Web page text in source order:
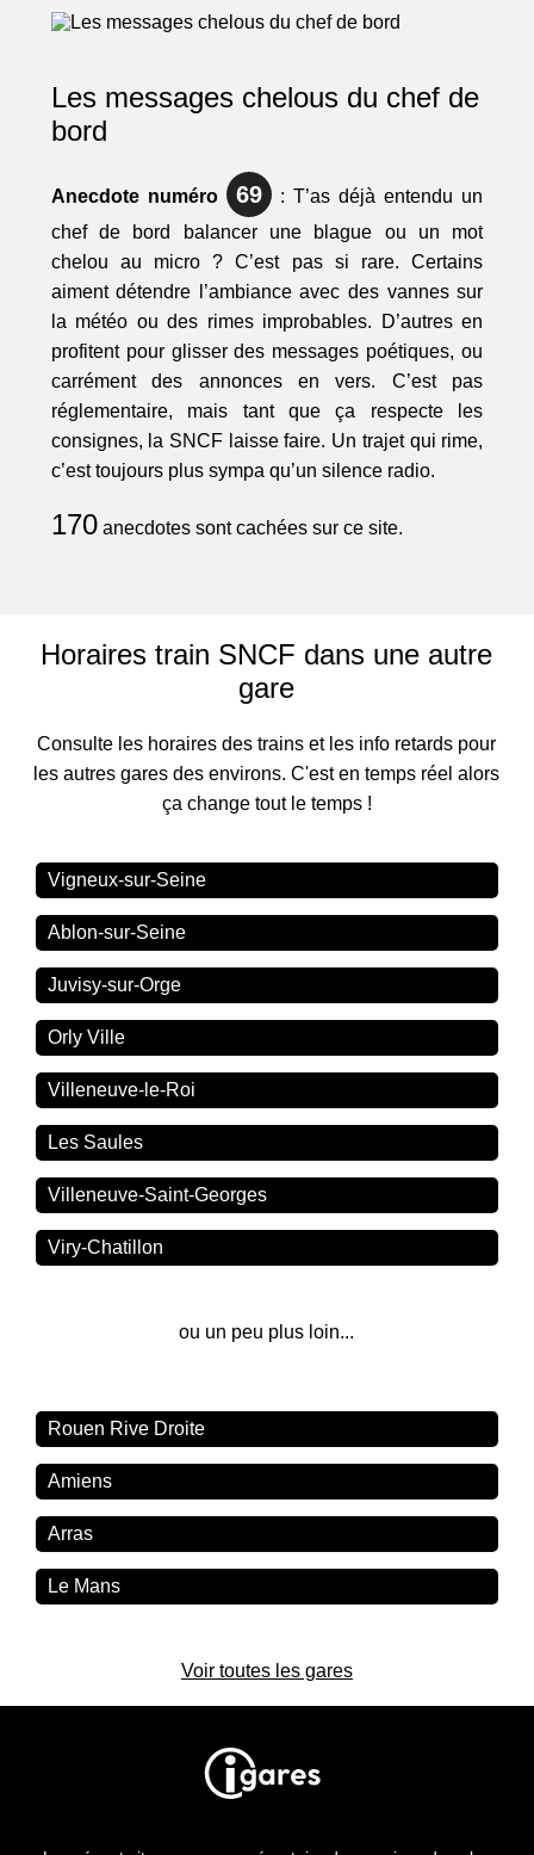
Les messages chelous du chef de
bord
Anecdote numéro 69 : T’as déjà entendu un
chef de bord balancer une blague ou un mot
chelou au micro ? C’est pas si rare. Certains
aiment détendre l’ambiance avec des vannes sur
la météo ou des rimes improbables. D’autres en
profitent pour glisser des messages poétiques, ou
carrément des annonces en vers. C’est pas
réglementaire, mais tant que ça respecte les
consignes, la SNCF laisse faire. Un trajet qui rime,
c’est toujours plus sympa qu’un silence radio.
170anecdotes sont cachées sur ce site.
Horaires train SNCF dans une autre
gare
Consulte les horaires des trains et les info retards pour
les autres gares des environs. C'est en temps réel alors
ça change tout le temps !
Vigneux-sur-Seine
Ablon-sur-Seine
Juvisy-sur-Orge
Orly Ville
Villeneuve-le-Roi
Les Saules
Villeneuve-Saint-Georges
Viry-Chatillon
ou un peu plus loin...
Rouen Rive Droite
Amiens
Arras
Le Mans
Voir toutes les gares